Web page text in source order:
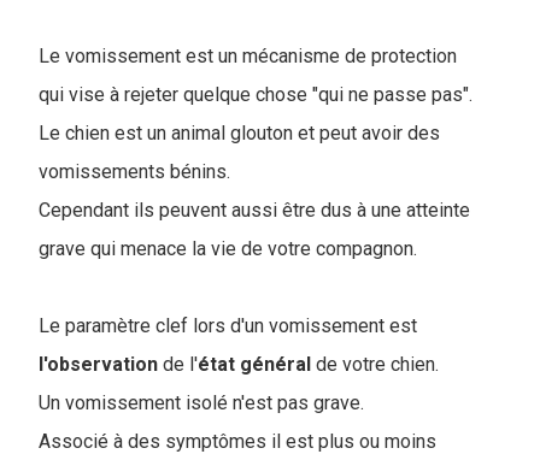
Le vomissement est un mécanisme de protection
qui vise à rejeter quelque chose "qui ne passe pas".
Le chien est un animal glouton et peut avoir des
vomissements bénins.
Cependant ils peuvent aussi être dus à une atteinte
grave qui menace la vie de votre compagnon.
Le paramètre clef lors d'un vomissement est
l'observation de l'état général de votre chien.
Un vomissement isolé n'est pas grave.
Associé à des symptômes il est plus ou moins